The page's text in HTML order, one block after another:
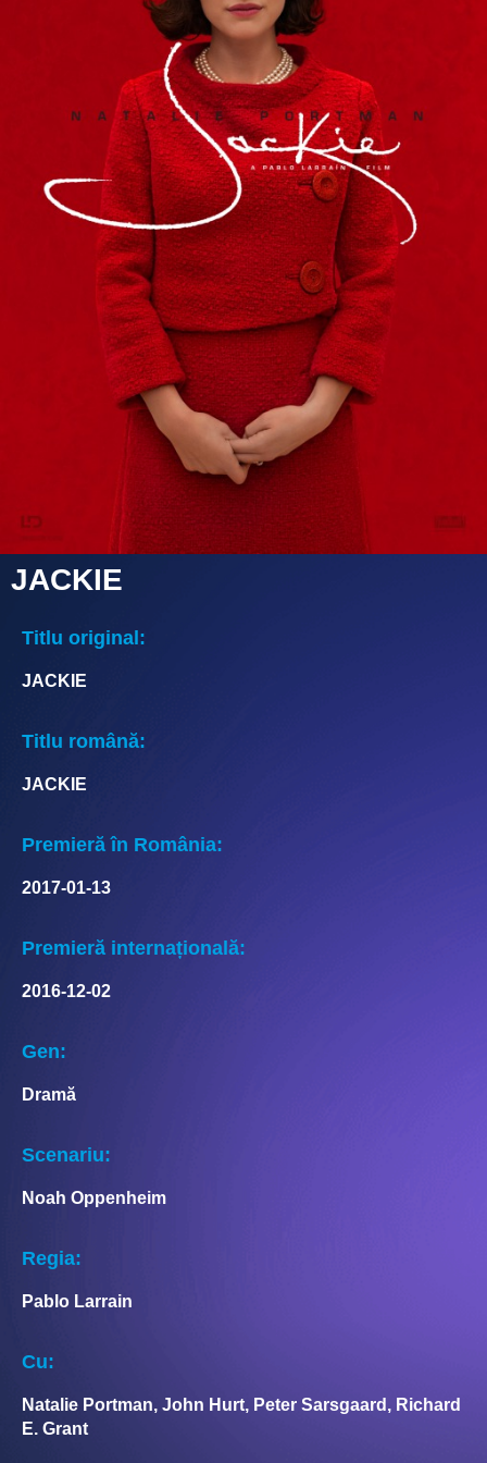
JACKIE
Titlu original:
JACKIE
Titlu română:
JACKIE
Premieră în România:
2017-01-13
Premieră internațională:
2016-12-02
Gen:
Dramă
Scenariu:
Noah Oppenheim
Regia:
Pablo Larrain
Cu:
Natalie Portman, John Hurt, Peter Sarsgaard, Richard
E. Grant